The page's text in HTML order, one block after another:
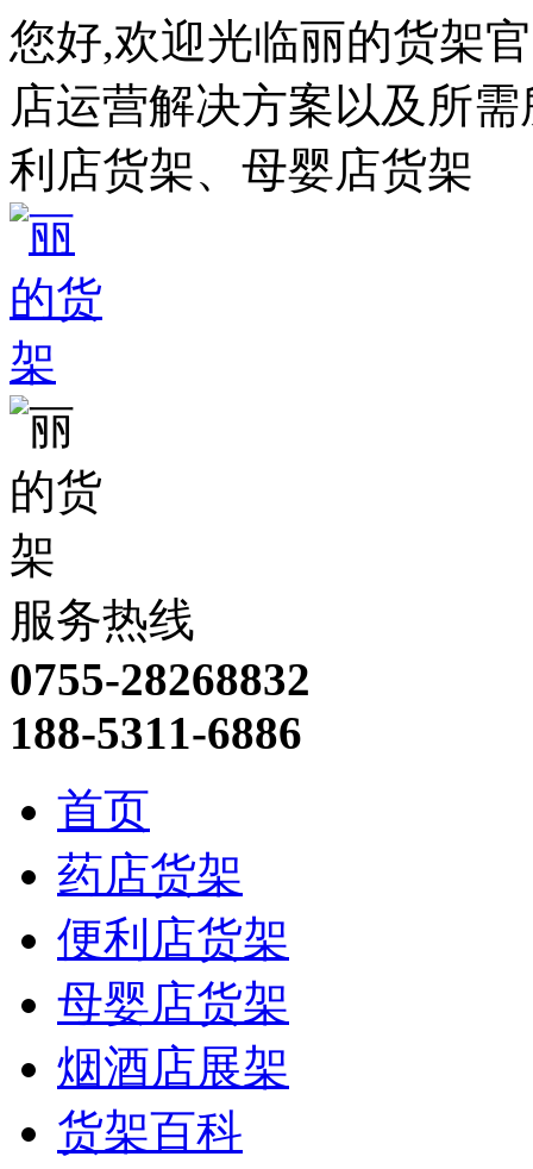
您好,欢迎光临丽的货架
店运营解决方案以及所
利店货架、母婴店货架
服务热线
0755-28268832
188-5311-6886
首页
药店货架
便利店货架
母婴店货架
烟酒店展架
货架百科